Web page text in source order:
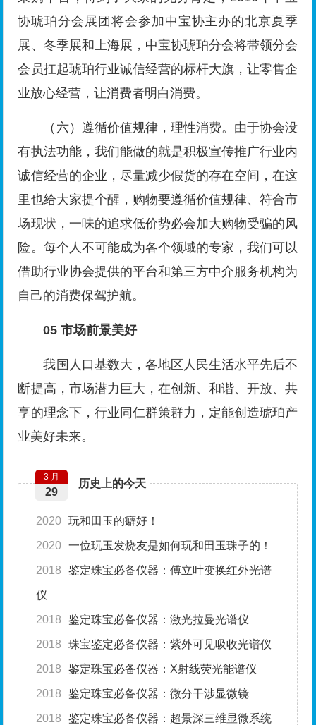
协琥珀分会展团将会参加中宝协主办的北京夏季
展、冬季展和上海展，中宝协琥珀分会将带领分会
会员扛起琥珀行业诚信经营的标杆大旗，让零售企
业放心经营，让消费者明白消费。
（六）遵循价值规律，理性消费。由于协会没
有执法功能，我们能做的就是积极宣传推广行业内
诚信经营的企业，尽量减少假货的存在空间，在这
里也给大家提个醒，购物要遵循价值规律、符合市
场现状，一味的追求低价势必会加大购物受骗的风
险。每个人不可能成为各个领域的专家，我们可以
借助行业协会提供的平台和第三方中介服务机构为
自己的消费保驾护航。
05市场前景美好
我国人口基数大，各地区人民生活水平先后不
断提高，市场潜力巨大，在创新、和谐、开放、共
享的理念下，行业同仁群策群力，定能创造琥珀产
业美好未来。
历史上的今天
3 月
29
2020 玩和田玉的癖好！
2020 一位玩玉发烧友是如何玩和田玉珠子的！
2018 鉴定珠宝必备仪器：傅立叶变换红外光谱
仪
2018 鉴定珠宝必备仪器：激光拉曼光谱仪
2018 珠宝鉴定必备仪器：紫外可见吸收光谱仪
2018 鉴定珠宝必备仪器：X射线荧光能谱仪
2018 鉴定珠宝必备仪器：微分干涉显微镜
2018 鉴定珠宝必备仪器：超景深三维显微系统